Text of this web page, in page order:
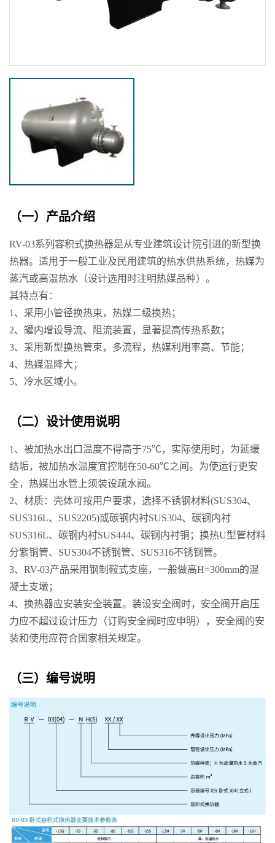
（一）产品介绍
RV-03系列容积式换热器是从专业建筑设计院引进的新型换
热器。适用于一般工业及民用建筑的热水供热系统，热媒为
蒸汽或高温热水（设计选用时注明热媒品种）。
其特点有：
1、采用小管径换热束，热媒二级换热；
2、罐内增设导流、阻流装置，显著提高传热系数；
3、采用新型换热管束，多流程，热媒利用率高、节能；
4、热媒温降大；
5、冷水区域小。
（二）设计使用说明
1、被加热水出口温度不得高于75℃，实际使用时，为延缓
结垢，被加热水温度宜控制在50-60℃之间。为使运行更安
全，热媒出水管上须装设疏水阀。
2、材质：壳体可按用户要求，选择不锈钢材料(SUS304、
SUS316L、SUS2205)或碳钢内衬SUS304、碳钢内衬
SUS316L、碳钢内衬SUS444、碳钢内衬铜；换热U型管材料
分紫铜管、SUS304不锈钢管、SUS316不锈钢管。
3、RV-03产品采用钢制鞍式支座，一般做高H=300mm的混
凝土支墩；
4、换热器应安装安全装置。装设安全阀时，安全阀开启压
力应不超过设计压力（订购安全阀时应申明），安全阀的安
装和使用应符合国家相关规定。
（三）编号说明